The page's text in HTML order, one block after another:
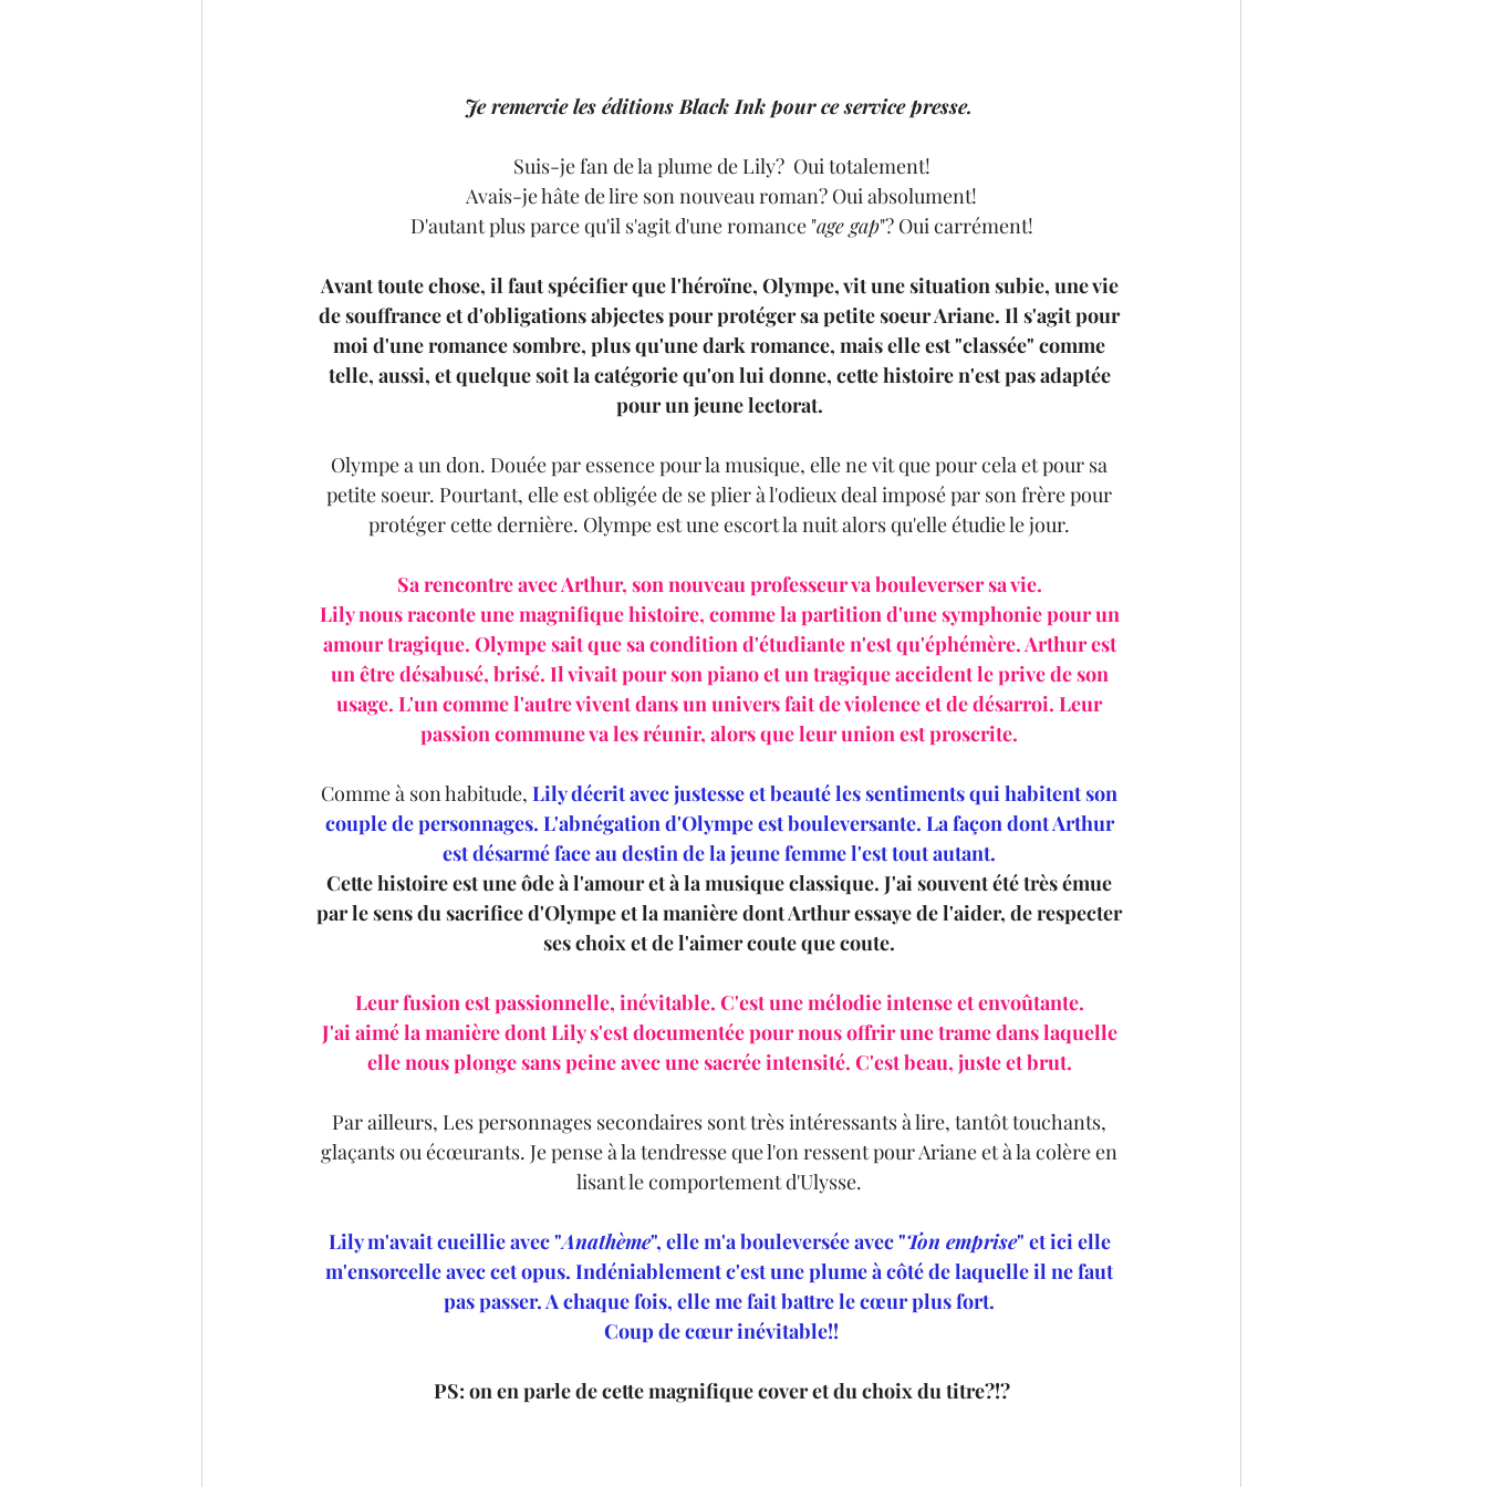
Je remercie les éditions Black Ink pour ce service presse.
Suis-je fan de la plume de Lily?  Oui totalement!
Avais-je hâte de lire son nouveau roman? Oui absolument!
D'autant plus parce qu'il s'agit d'une romance "age gap"? Oui carrément!
Avant toute chose, il faut spécifier que l'héroïne, Olympe, vit une situation subie, une vie
de souffrance et d'obligations abjectes pour protéger sa petite soeur Ariane. Il s'agit pour
moi d'une romance sombre, plus qu'une dark romance, mais elle est "classée" comme
telle, aussi, et quelque soit la catégorie qu'on lui donne, cette histoire n'est pas adaptée
pour un jeune lectorat.
Olympe a un don. Douée par essence pour la musique, elle ne vit que pour cela et pour sa
petite soeur. Pourtant, elle est obligée de se plier à l'odieux deal imposé par son frère pour
protéger cette dernière. Olympe est une escort la nuit alors qu'elle étudie le jour.
Sa rencontre avec Arthur, son nouveau professeur va bouleverser sa vie.
Lily nous raconte une magnifique histoire, comme la partition d'une symphonie pour un
amour tragique. Olympe sait que sa condition d'étudiante n'est qu'éphémère. Arthur est
un être désabusé, brisé. Il vivait pour son piano et un tragique accident le prive de son
usage. L'un comme l'autre vivent dans un univers fait de violence et de désarroi. Leur
passion commune va les réunir, alors que leur union est proscrite.
Comme à son habitude, Lily décrit avec justesse et beauté les sentiments qui habitent son
couple de personnages. L'abnégation d'Olympe est bouleversante. La façon dont Arthur
est désarmé face au destin de la jeune femme l'est tout autant.
Cette histoire est une ôde à l'amour et à la musique classique. J'ai souvent été très émue
par le sens du sacrifice d'Olympe et la manière dont Arthur essaye de l'aider, de respecter
ses choix et de l'aimer coute que coute.
Leur fusion est passionnelle, inévitable. C'est une mélodie intense et envoûtante.
J'ai aimé la manière dont Lily s'est documentée pour nous offrir une trame dans laquelle
elle nous plonge sans peine avec une sacrée intensité. C'est beau, juste et brut.
Par ailleurs, Les personnages secondaires sont très intéressants à lire, tantôt touchants,
glaçants ou écœurants. Je pense à la tendresse que l'on ressent pour Ariane et à la colère en
lisant le comportement d'Ulysse.
Lily m'avait cueillie avec "Anathème", elle m'a bouleversée avec "Ton emprise" et ici elle
m'ensorcelle avec cet opus. Indéniablement c'est une plume à côté de laquelle il ne faut
pas passer. A chaque fois, elle me fait battre le cœur plus fort.
Coup de cœur inévitable!!
PS: on en parle de cette magnifique cover et du choix du titre?!?